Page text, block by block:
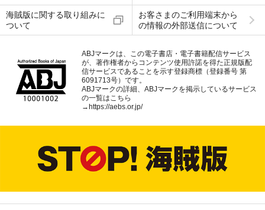
海賊版に関する取り組みに
ついて
お客さまのご利用端末から
の情報の外部送信について
ABJマークは、この電子書店・電子書籍配信サービス
が、著作権者からコンテンツ使用許諾を得た正規版配
信サービスであることを示す登録商標（登録番号 第
6091713号）です。
ABJマークの詳細、ABJマークを掲示しているサービス
の一覧はこちら
→https://aebs.or.jp/